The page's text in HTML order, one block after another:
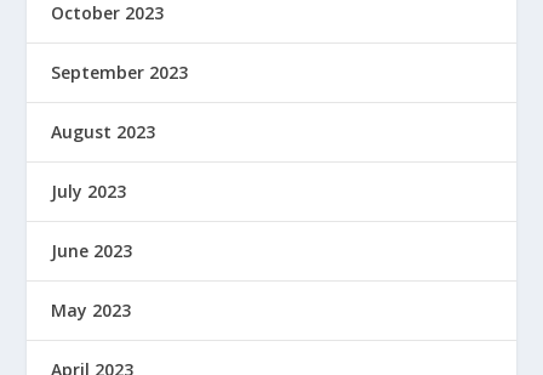
October 2023
September 2023
August 2023
July 2023
June 2023
May 2023
April 2023